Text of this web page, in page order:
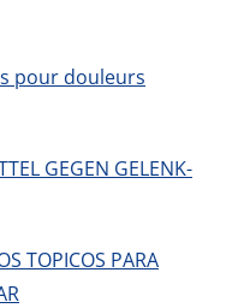
pour douleurs
GEGEN GELENK-
TOPICOS PARA